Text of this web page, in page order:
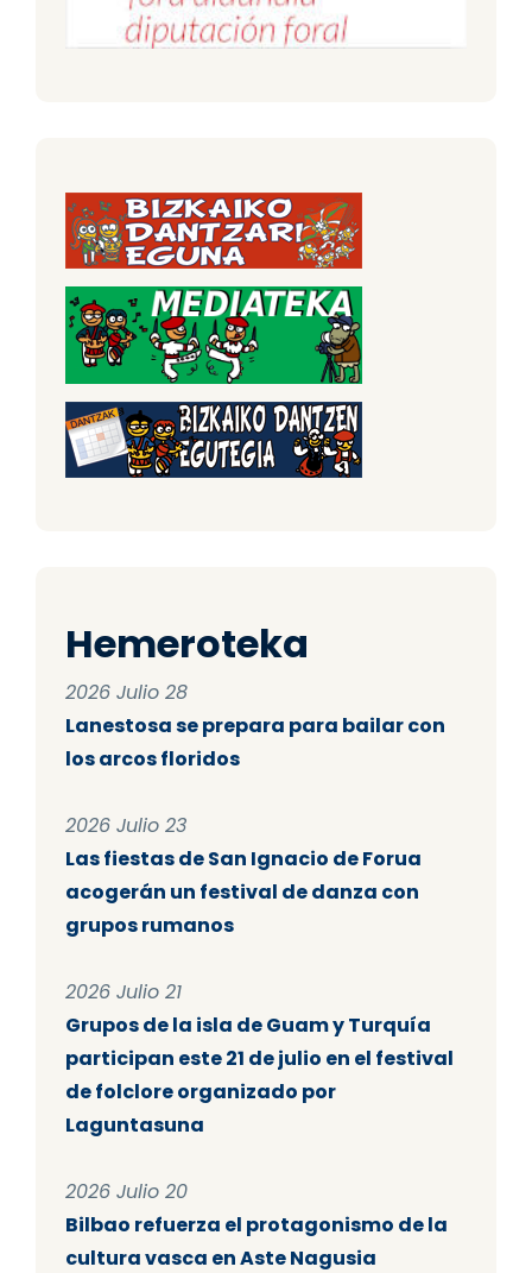
Hemeroteka
2026 Julio 28
Lanestosa se prepara para bailar con
los arcos floridos
2026 Julio 23
Las fiestas de San Ignacio de Forua
acogerán un festival de danza con
grupos rumanos
2026 Julio 21
Grupos de la isla de Guam y Turquía
participan este 21 de julio en el festival
de folclore organizado por
Laguntasuna
2026 Julio 20
Bilbao refuerza el protagonismo de la
cultura vasca en Aste Nagusia